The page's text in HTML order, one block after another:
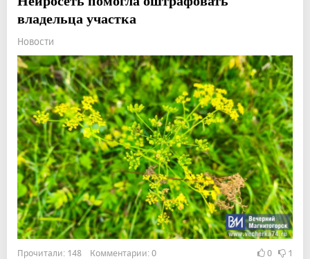
владельца участка
Новости
Прочитали: 148 Комментарии: 0 0 1